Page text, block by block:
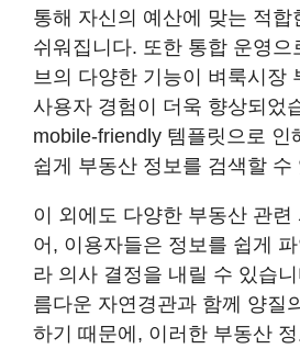
통해 자신의 예산에 맞는 적합
쉬워집니다. 또한 통합 운영으
브의 다양한 기능이 벼룩시장
사용자 경험이 더욱 향상되었
mobile-friendly 템플릿으로 인
쉽게 부동산 정보를 검색할 수
이 외에도 다양한 부동산 관련
어, 이용자들은 정보를 쉽게
라 의사 결정을 내릴 수 있습
름다운 자연경관과 함께 양질
하기 때문에, 이러한 부동산